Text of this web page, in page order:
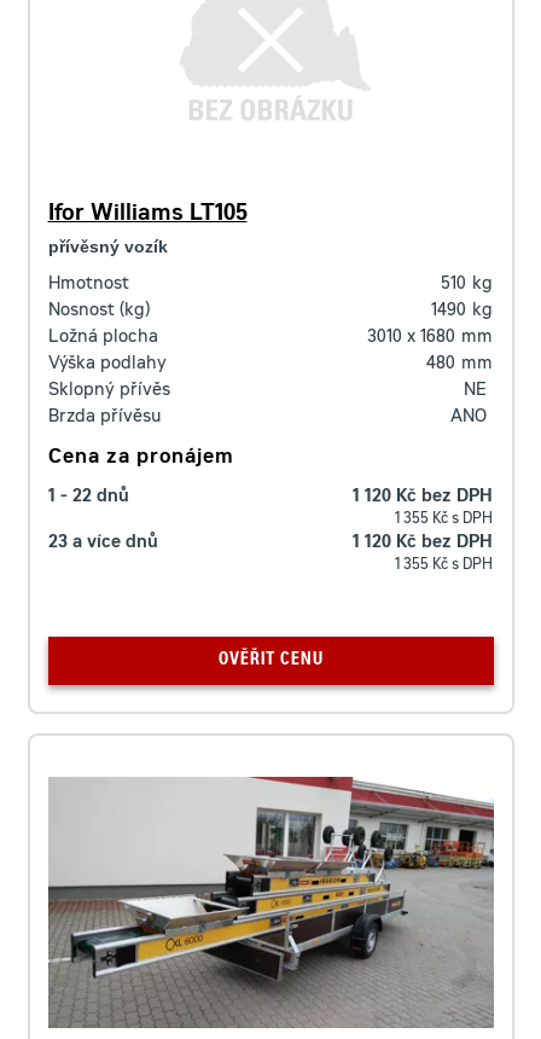
Ifor Williams LT105
přívěsný vozík
Hmotnost 510 kg
Nosnost (kg)
1490 kg
Ložná plocha
3010 x 1680 mm
Výška podlahy
480 mm
Sklopný přívěs
NE
Brzda přívěsu
ANO
Cena za pronájem
1 - 22 dnů 1 120 Kč bez DPH
1 355 Kč s DPH
23 a více dnů 1 120 Kč bez DPH
1 355 Kč s DPH
OVĚŘIT CENU